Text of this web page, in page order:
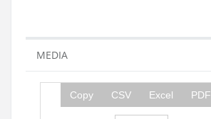
MEDIA
Copy CSV Excel PDF